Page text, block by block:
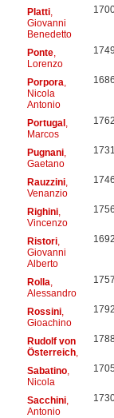
Platti,
Giovanni
Benedetto
Ponte,
Lorenzo
1749
Porpora
Nicola
Antonio
1686
Portugal,
Marcos
1762
Pugnani,
Gaetano
1731
Rauzzini,
Venanzio
1746
Righini,
Vincenzo
1756
Ristori,
Giovanni
Alberto
1692
Rolla
Alessandro
1757
Rossini,
Gioachino
1792
Rudolf von
Österreich,
Sabatino,
Nicola
1705
Sacchini,
Antonio